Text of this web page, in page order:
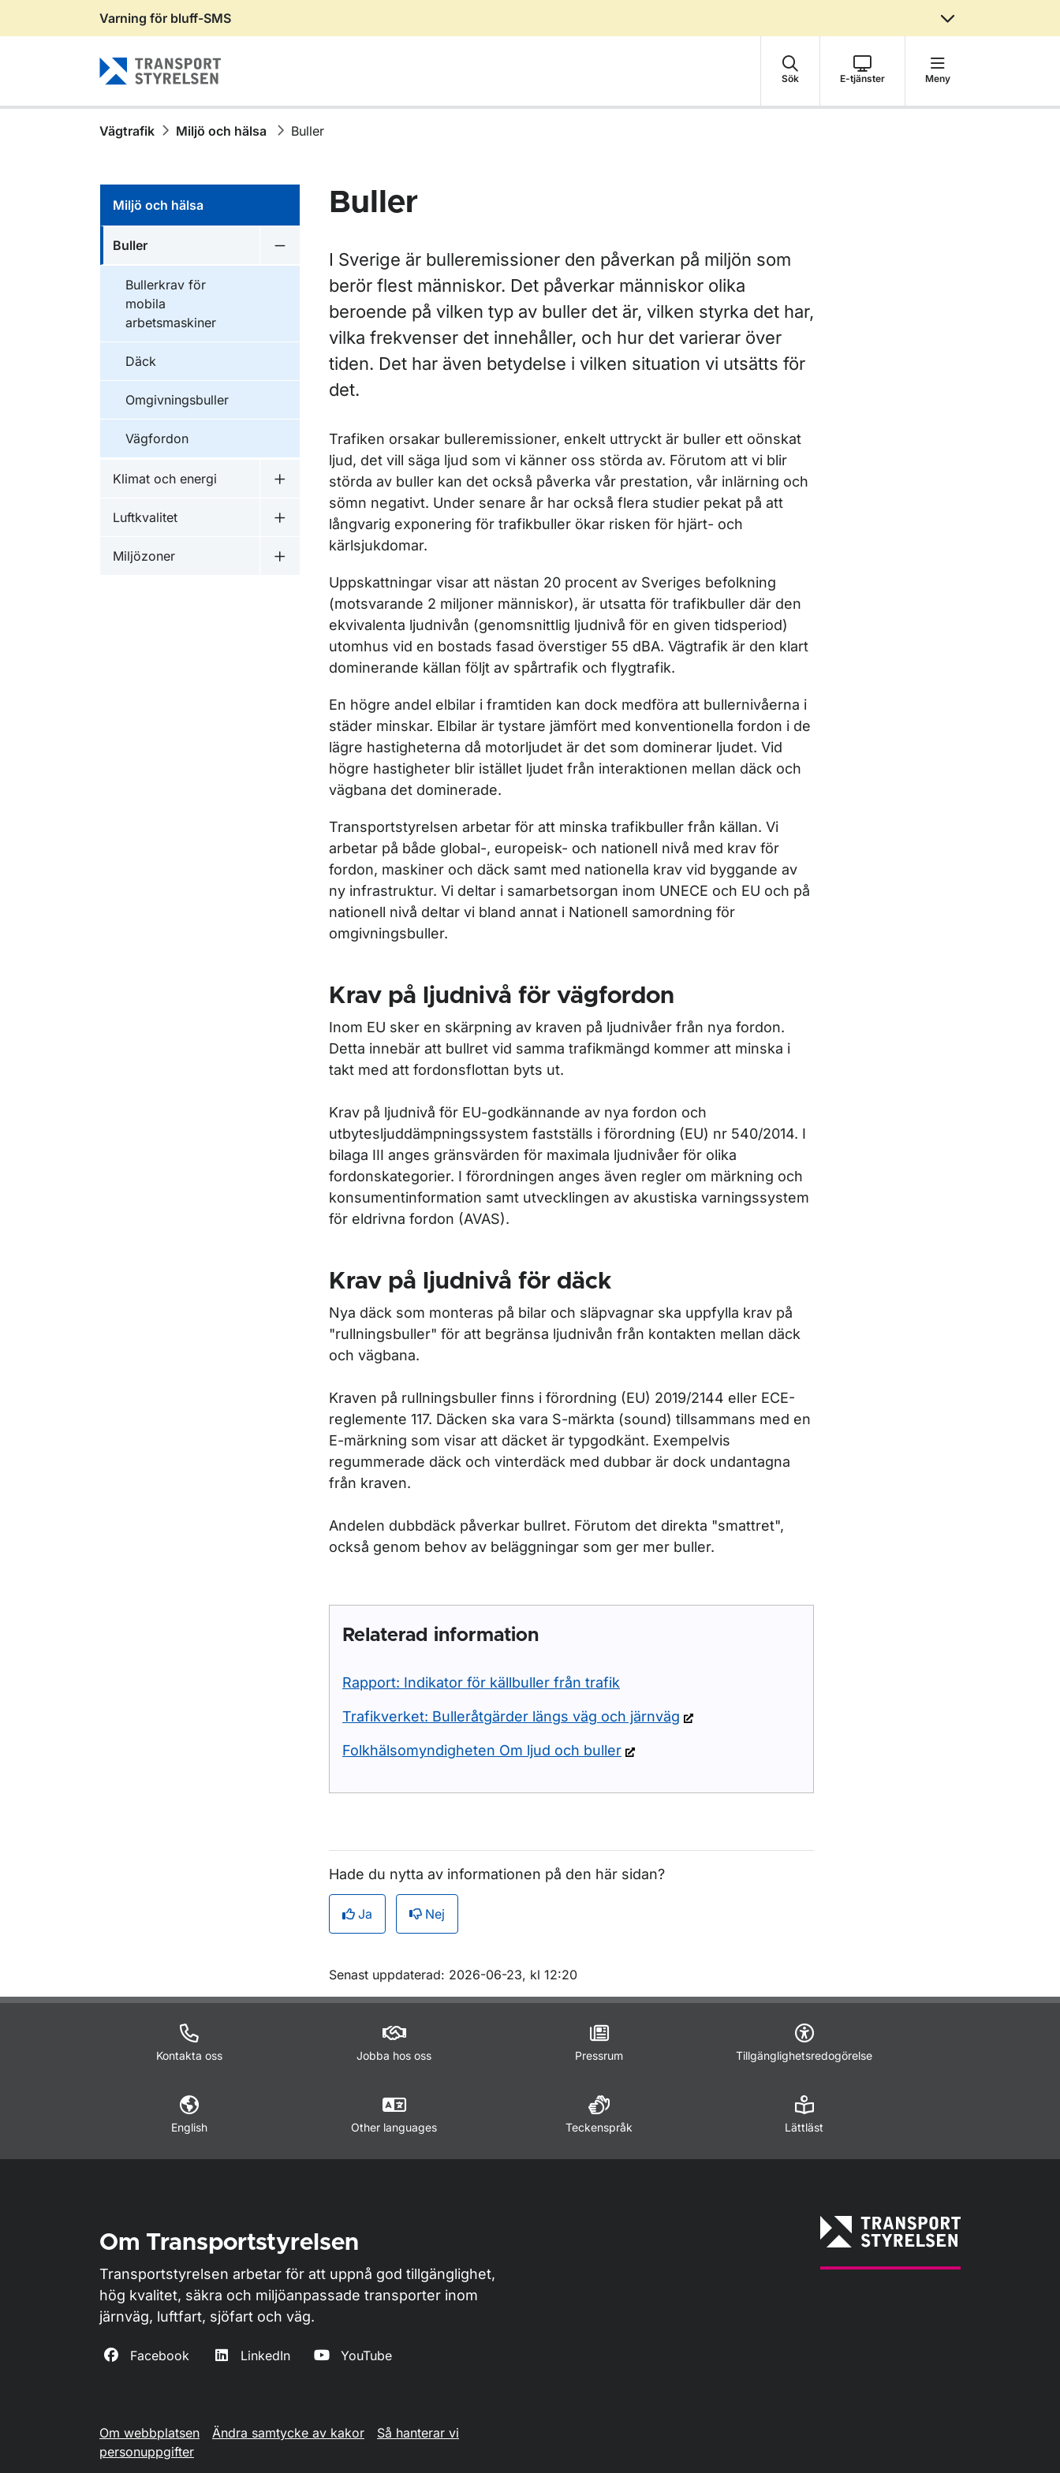
Gå till sidans innehåll
Varning för bluff-SMS
Sök E-tjänster Meny
Vägtrafik Miljö och hälsa Buller
Miljö och hälsa
Buller
Undermeny för Buller
Bullerkrav för
mobila
arbetsmaskiner
Däck
Omgivningsbuller
Vägfordon
Klimat och energi
Undermeny för Klimat och energi
Luftkvalitet
Undermeny för Luftkvalitet
Miljözoner
Undermeny för Miljözoner
Buller
I Sverige är bulleremissioner den påverkan på miljön som
berör flest människor. Det påverkar människor olika
beroende på vilken typ av buller det är, vilken styrka det har,
vilka frekvenser det innehåller, och hur det varierar över
tiden. Det har även betydelse i vilken situation vi utsätts för
det.
Trafiken orsakar bulleremissioner, enkelt uttryckt är buller ett oönskat
ljud, det vill säga ljud som vi känner oss störda av. Förutom att vi blir
störda av buller kan det också påverka vår prestation, vår inlärning och
sömn negativt. Under senare år har också flera studier pekat på att
långvarig exponering för trafikbuller ökar risken för hjärt- och
kärlsjukdomar.
Uppskattningar visar att nästan 20 procent av Sveriges befolkning
(motsvarande 2 miljoner människor), är utsatta för trafikbuller där den
ekvivalenta ljudnivån (genomsnittlig ljudnivå för en given tidsperiod)
utomhus vid en bostads fasad överstiger 55 dBA. Vägtrafik är den klart
dominerande källan följt av spårtrafik och flygtrafik.
En högre andel elbilar i framtiden kan dock medföra att bullernivåerna i
städer minskar. Elbilar är tystare jämfört med konventionella fordon i de
lägre hastigheterna då motorljudet är det som dominerar ljudet. Vid
högre hastigheter blir istället ljudet från interaktionen mellan däck och
vägbana det dominerade.
Transportstyrelsen arbetar för att minska trafikbuller från källan. Vi
arbetar på både global-, europeisk- och nationell nivå med krav för
fordon, maskiner och däck samt med nationella krav vid byggande av
ny infrastruktur. Vi deltar i samarbetsorgan inom UNECE och EU och på
nationell nivå deltar vi bland annat i Nationell samordning för
omgivningsbuller.
Krav på ljudnivå för vägfordon
Inom EU sker en skärpning av kraven på ljudnivåer från nya fordon.
Detta innebär att bullret vid samma trafikmängd kommer att minska i
takt med att fordonsflottan byts ut.
Krav på ljudnivå för EU-godkännande av nya fordon och
utbytesljuddämpningssystem fastställs i förordning (EU) nr 540/2014. I
bilaga III anges gränsvärden för maximala ljudnivåer för olika
fordonskategorier. I förordningen anges även regler om märkning och
konsumentinformation samt utvecklingen av akustiska varningssystem
för eldrivna fordon (AVAS).
Krav på ljudnivå för däck
Nya däck som monteras på bilar och släpvagnar ska uppfylla krav på
"rullningsbuller" för att begränsa ljudnivån från kontakten mellan däck
och vägbana.
Kraven på rullningsbuller finns i förordning (EU) 2019/2144 eller ECE-
reglemente 117. Däcken ska vara S-märkta (sound) tillsammans med en
E-märkning som visar att däcket är typgodkänt. Exempelvis
regummerade däck och vinterdäck med dubbar är dock undantagna
från kraven.
Andelen dubbdäck påverkar bullret. Förutom det direkta "smattret",
också genom behov av beläggningar som ger mer buller.
Relaterad information
Rapport: Indikator för källbuller från trafik
Trafikverket: Bulleråtgärder längs väg och järnväg
Folkhälsomyndigheten Om ljud och buller
Hade du nytta av informationen på den här sidan?
Ja Nej
Om sidan
Senast uppdaterad: 2026-06-23, kl 12:20
Kontakta oss Jobba hos oss Pressrum Tillgänglighetsredogörelse
English Other languages Teckenspråk Lättläst
Om Transportstyrelsen
Transportstyrelsen arbetar för att uppnå god tillgänglighet,
hög kvalitet, säkra och miljöanpassade transporter inom
järnväg, luftfart, sjöfart och väg.
Facebook LinkedIn YouTube
Om webbplatsen Ändra samtycke av kakor
Så hanterar vi
personuppgifter